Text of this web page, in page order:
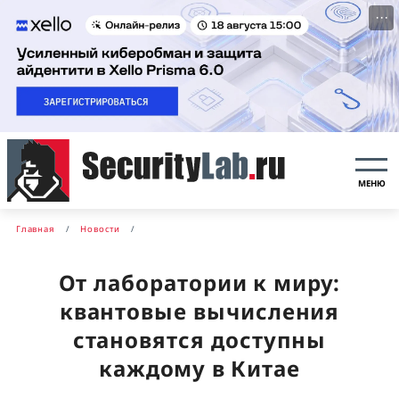
···
МЕНЮ
Главная Новости
От лаборатории к миру:
квантовые вычисления
становятся доступны
каждому в Китае